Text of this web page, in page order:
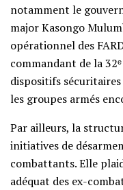
notamment le
major Kasongo
opérationnel des
commandant de la
dispositifs
les groupes armés
Par ailleurs, la
initiatives de
combattants. Elle
adéquat des ex-